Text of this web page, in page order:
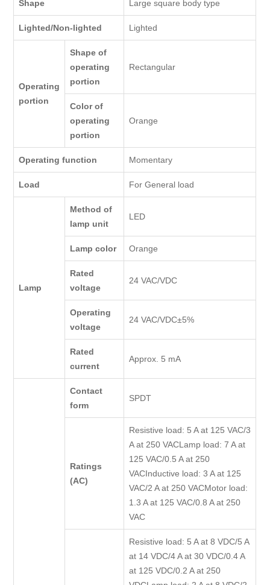
Shape Large square body type
Lighted/Non-lighted Lighted
Operating
portion
Shape of
operating
portion
Rectangular
Color of
operating
portion
Orange
Operating function Momentary
Load For General load
Lamp
Method of
lamp unit
LED
Lamp color Orange
Rated
voltage
24 VAC/VDC
Operating
voltage
24 VAC/VDC±5%
Rated
current
Approx. 5 mA
Contact
form
SPDT
Ratings
(AC)
Resistive load: 5 A at 125 VAC/3
A at 250 VACLamp load: 7 A at
125 VAC/0.5 A at 250
VACInductive load: 3 A at 125
VAC/2 A at 250 VACMotor load:
1.3 A at 125 VAC/0.8 A at 250
VAC
Resistive load: 5 A at 8 VDC/5 A
at 14 VDC/4 A at 30 VDC/0.4 A
at 125 VDC/0.2 A at 250